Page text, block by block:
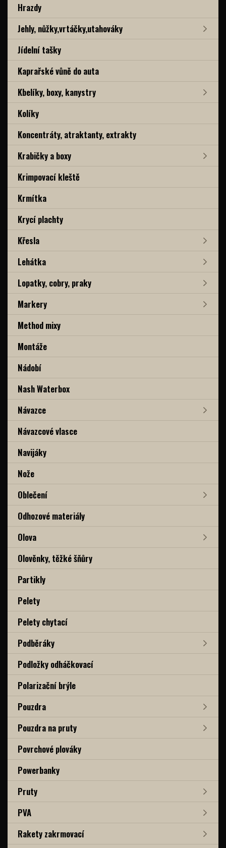
Hrazdy
Jehly, nůžky,vrtáčky,utahováky
Jídelní tašky
Kaprařské vůně do auta
Kbelíky, boxy, kanystry
Kolíky
Koncentráty, atraktanty, extrakty
Krabičky a boxy
Krimpovací kleště
Krmítka
Krycí plachty
Křesla
Lehátka
Lopatky, cobry, praky
Markery
Method mixy
Montáže
Nádobí
Nash Waterbox
Návazce
Návazcové vlasce
Navijáky
Nože
Oblečení
Odhozové materiály
Olova
Olověnky, těžké šňůry
Partikly
Pelety
Pelety chytací
Podběráky
Podložky odháčkovací
Polarizační brýle
Pouzdra
Pouzdra na pruty
Povrchové plováky
Powerbanky
Pruty
PVA
Rakety zakrmovací